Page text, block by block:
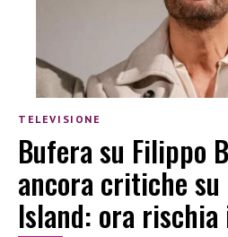
TELEVISIONE
Bufera su Filippo
ancora critiche
Island: ora